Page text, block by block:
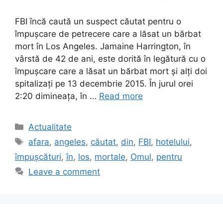
FBI încă caută un suspect căutat pentru o
împușcare de petrecere care a lăsat un bărbat
mort în Los Angeles. Jamaine Harrington, în
vârstă de 42 de ani, este dorită în legătură cu o
împușcare care a lăsat un bărbat mort și alți doi
spitalizați pe 13 decembrie 2015. În jurul orei
2:20 dimineața, în … Read more
Categories
Actualitate
Tags
afara, angeles, căutat, din, FBI, hotelului,
împușcături,în, los, mortale, Omul, pentru
Leave a comment